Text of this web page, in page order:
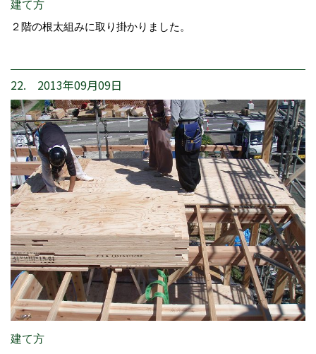
建て方
２階の根太組みに取り掛かりました。
22. 2013年09月09日
建て方